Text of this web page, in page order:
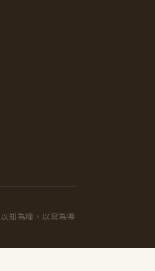
以知為糧，以寫為鳴